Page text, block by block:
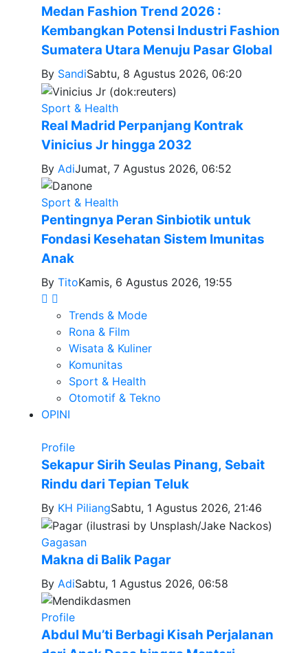
Medan Fashion Trend 2026 :
Kembangkan Potensi Industri Fashion
Sumatera Utara Menuju Pasar Global
By SandiSabtu, 8 Agustus 2026, 06:20
Sport & Health
Real Madrid Perpanjang Kontrak
Vinicius Jr hingga 2032
By AdiJumat, 7 Agustus 2026, 06:52
Sport & Health
Pentingnya Peran Sinbiotik untuk
Fondasi Kesehatan Sistem Imunitas
Anak
By TitoKamis, 6 Agustus 2026, 19:55
Trends & Mode
Rona & Film
Wisata & Kuliner
Komunitas
Sport & Health
Otomotif & Tekno
OPINI
Profile
Sekapur Sirih Seulas Pinang, Sebait
Rindu dari Tepian Teluk
By KH PiliangSabtu, 1 Agustus 2026, 21:46
Gagasan
Makna di Balik Pagar
By AdiSabtu, 1 Agustus 2026, 06:58
Profile
Abdul Mu’ti Berbagi Kisah Perjalanan